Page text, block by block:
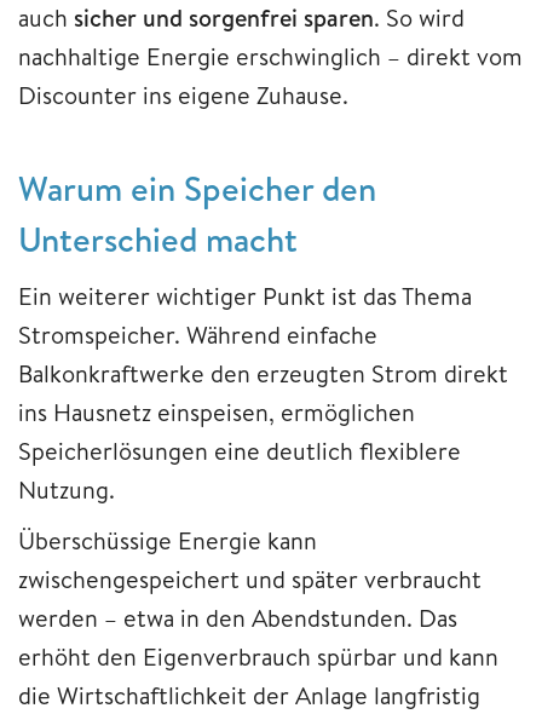
auch sicher und sorgenfrei sparen. So wird
nachhaltige Energie erschwinglich – direkt vom
Discounter ins eigene Zuhause.
Warum ein Speicher den
Unterschied macht
Ein weiterer wichtiger Punkt ist das Thema
Stromspeicher. Während einfache
Balkonkraftwerke den erzeugten Strom direkt
ins Hausnetz einspeisen, ermöglichen
Speicherlösungen eine deutlich flexiblere
Nutzung.
Überschüssige Energie kann
zwischengespeichert und später verbraucht
werden – etwa in den Abendstunden. Das
erhöht den Eigenverbrauch spürbar und kann
die Wirtschaftlichkeit der Anlage langfristig